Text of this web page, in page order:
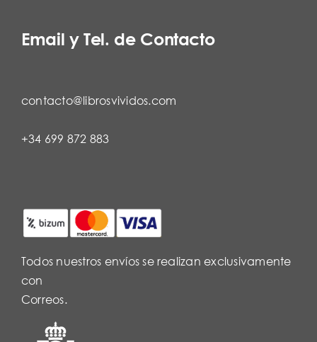
Email y Tel. de Contacto
contacto@librosvividos.com
+34 699 872 883
Todos nuestros envíos se realizan exclusivamente
con
Correos.